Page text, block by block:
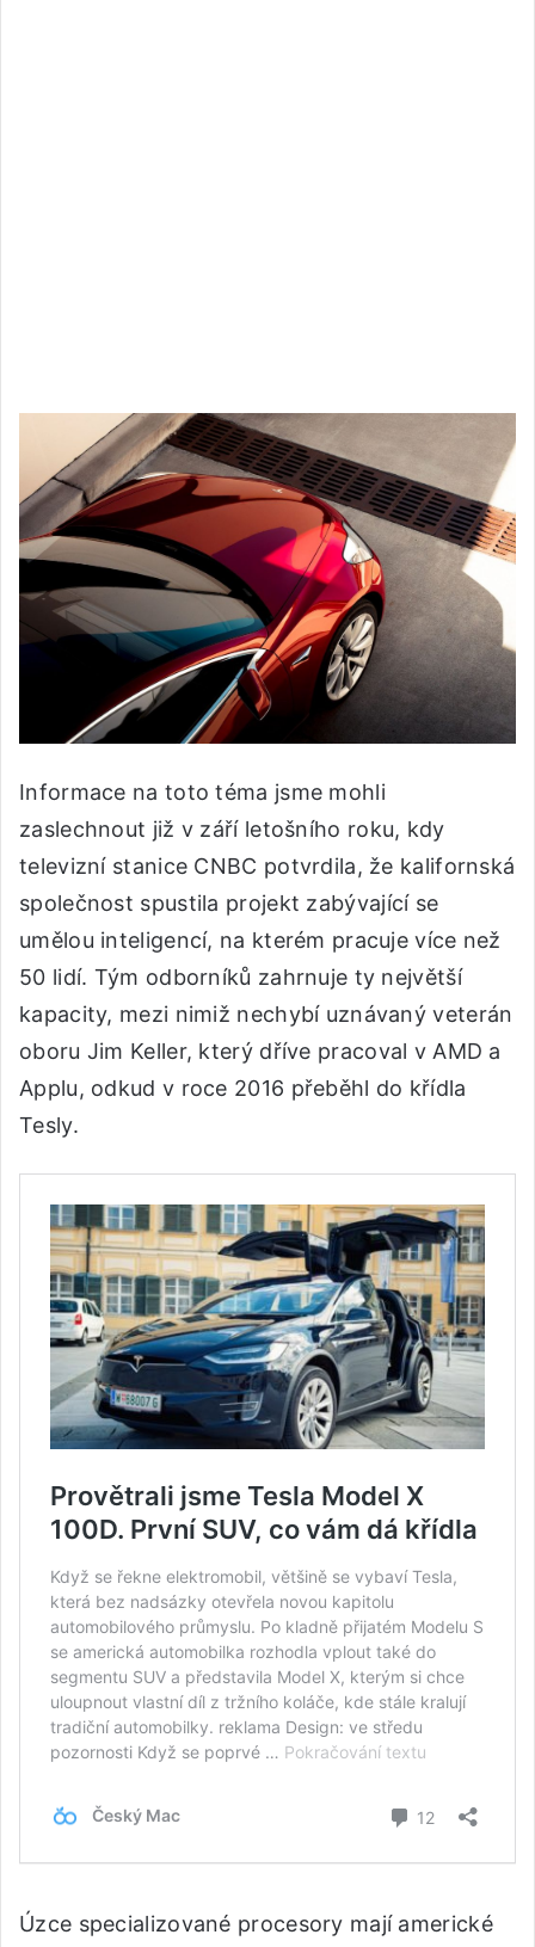
Informace na toto téma jsme mohli
zaslechnout již v září letošního roku, kdy
televizní stanice CNBC potvrdila, že kalifornská
společnost spustila projekt zabývající se
umělou inteligencí, na kterém pracuje více než
50 lidí. Tým odborníků zahrnuje ty největší
kapacity, mezi nimiž nechybí uznávaný veterán
oboru Jim Keller, který dříve pracoval v AMD a
Applu, odkud v roce 2016 přeběhl do křídla
Tesly.
Úzce specializované procesory mají americké